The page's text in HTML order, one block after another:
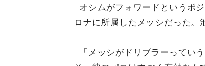
オシムがフォワードというポ
ロナに所属したメッシだった。
「メッシがドリブラーってい